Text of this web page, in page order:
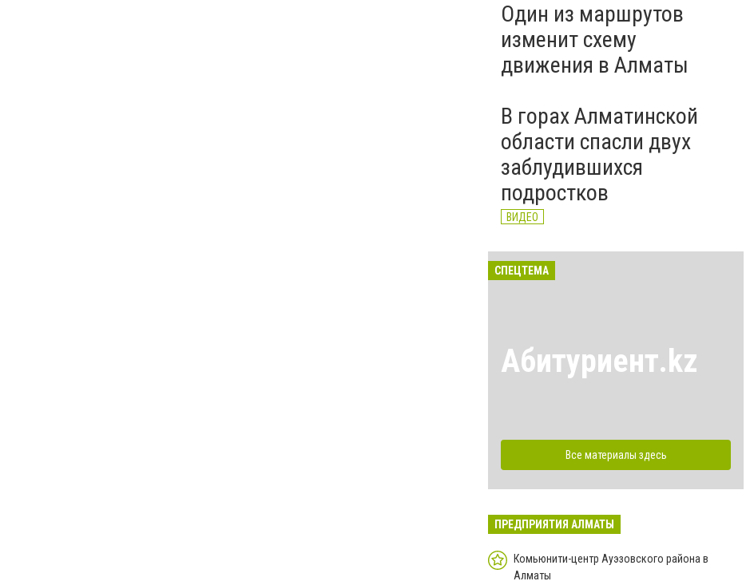
Один из маршрутов
изменит схему
движения в Алматы
В горах Алматинской
области спасли двух
заблудившихся
подростков
ВИДЕО
СПЕЦТЕМА
Абитуриент.kz
Все материалы здесь
ПРЕДПРИЯТИЯ АЛМАТЫ
Комьюнити-центр Ауэзовского района в
Алматы